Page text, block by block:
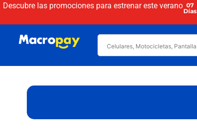
Descubre las promociones para estrenar este verano 07
Días